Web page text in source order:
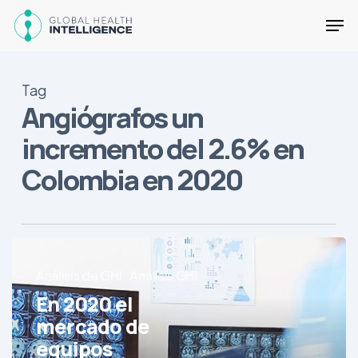
Tag
Angiógrafos un
incremento del 2.6% en
Colombia en 2020
el
mercado
de
equipos
Análisis GHI
En 2020 el
mercado de
equipos